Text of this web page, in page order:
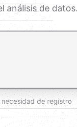
análisis de datos.
de registro